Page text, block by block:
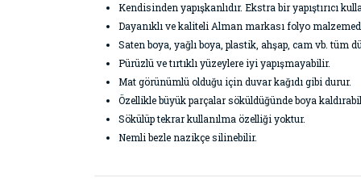
Kendisinden yapışkanlıdır. Ekstra bir yapıştırıcı
Dayanıklı ve kaliteli Alman markası folyo
Saten boya, yağlı boya, plastik, ahşap, cam vb. tüm
Pürüzlü ve tırtıklı yüzeylere iyi yapışmayabilir.
Mat görünümlü olduğu için duvar kağıdı gibi durur.
Özellikle büyük parçalar söküldüğünde boya
Sökülüp tekrar kullanılma özelliği yoktur.
Nemli bezle nazikçe silinebilir.